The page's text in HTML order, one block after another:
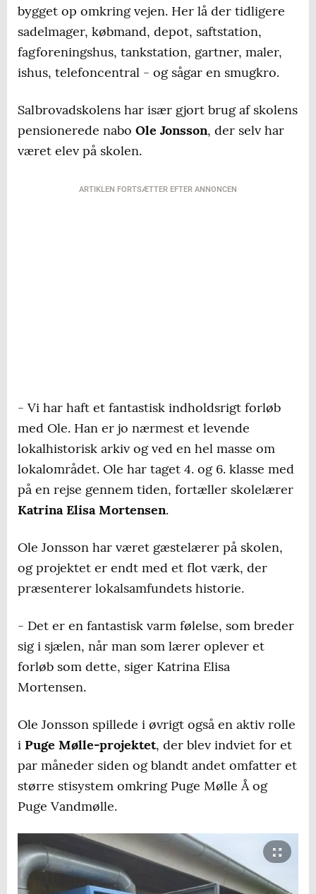
bygget op omkring vejen. Her lå der tidligere
sadelmager, købmand, depot, saftstation,
fagforeningshus, tankstation, gartner, maler,
ishus, telefoncentral - og sågar en smugkro.
Salbrovadskolens har især gjort brug af skolens
pensionerede nabo Ole Jonsson, der selv har
været elev på skolen.
ARTIKLEN FORTSÆTTER EFTER ANNONCEN
- Vi har haft et fantastisk indholdsrigt forløb
med Ole. Han er jo nærmest et levende
lokalhistorisk arkiv og ved en hel masse om
lokalområdet. Ole har taget 4. og 6. klasse med
på en rejse gennem tiden, fortæller skolelærer
Katrina Elisa Mortensen.
Ole Jonsson har været gæstelærer på skolen,
og projektet er endt med et flot værk, der
præsenterer lokalsamfundets historie.
- Det er en fantastisk varm følelse, som breder
sig i sjælen, når man som lærer oplever et
forløb som dette, siger Katrina Elisa
Mortensen.
Ole Jonsson spillede i øvrigt også en aktiv rolle
i Puge Mølle-projektet, der blev indviet for et
par måneder siden og blandt andet omfatter et
større stisystem omkring Puge Mølle Å og
Puge Vandmølle.